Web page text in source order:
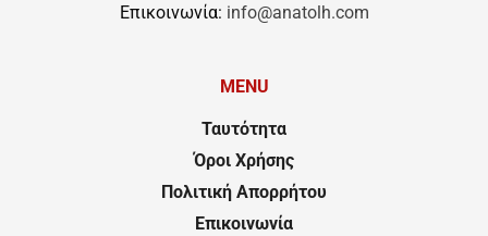
Επικοινωνία: info@anatolh.com
MENU
Ταυτότητα
Όροι Χρήσης
Πολιτική Απορρήτου
Επικοινωνία